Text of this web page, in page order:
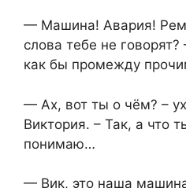
— Машина! Авария!
слова тебе не
как бы промежду
— Ах, вот ты о чём? –
Виктория. – Так, а что
понимаю…
— Вик, это наша